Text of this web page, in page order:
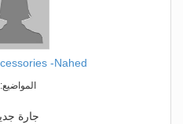
-Nahed
المواضيع: 2
جارة